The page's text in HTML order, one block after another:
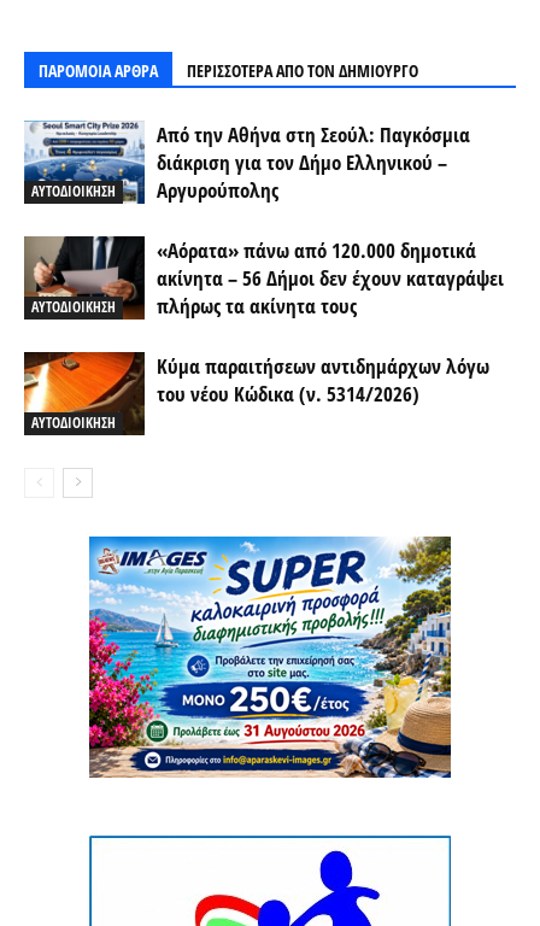
ΠΑΡΟΜΟΙΑ ΑΡΘΡΑ ΠΕΡΙΣΣΟΤΕΡΑ ΑΠΟ ΤΟΝ ΔΗΜΙΟΥΡΓΟ
ΑΥΤΟΔΙΟΙΚΗΣΗ
Από την Αθήνα στη Σεούλ: Παγκόσμια
διάκριση για τον Δήμο Ελληνικού –
Αργυρούπολης
ΑΥΤΟΔΙΟΙΚΗΣΗ
«Αόρατα» πάνω από 120.000 δημοτικά
ακίνητα – 56 Δήμοι δεν έχουν καταγράψει
πλήρως τα ακίνητα τους
ΑΥΤΟΔΙΟΙΚΗΣΗ
Κύμα παραιτήσεων αντιδημάρχων λόγω
του νέου Κώδικα (ν. 5314/2026)